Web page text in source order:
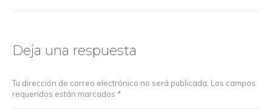
Deja una respuesta
Tu dirección de correo electrónico no será publicada. Los campos
requeridos están marcados *